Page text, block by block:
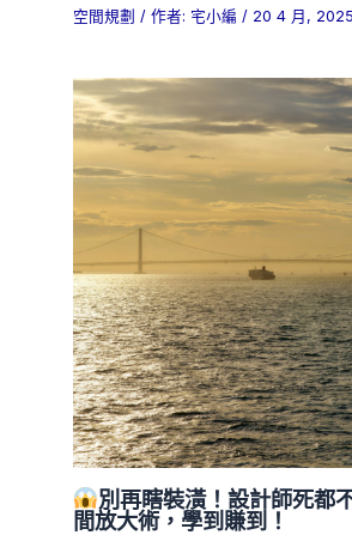
空間規劃 / 作者: 宅小編/ 20 4 月, 2025
別再瞎裝潢！設計師死都
間放大術，學到賺到！